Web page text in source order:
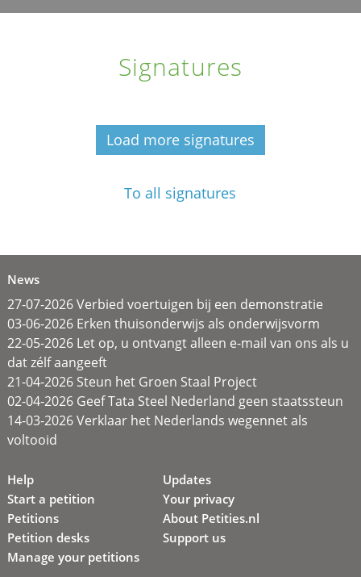
Signatures
Load more signatures
To all signatures
News
27-07-2026 Verbied voertuigen bij een demonstratie
03-06-2026 Erken thuisonderwijs als onderwijsvorm
22-05-2026 Let op, u ontvangt alleen e-mail van ons als u
dat zélf aangeeft
21-04-2026 Steun het Groen Staal Project
02-04-2026 Geef Tata Steel Nederland geen staatssteun
14-03-2026 Verklaar het Nederlands wegennet als
voltooid
Help
Start a petition
Petitions
Petition desks
Manage your petitions
Updates
Your privacy
About Petities.nl
Support us